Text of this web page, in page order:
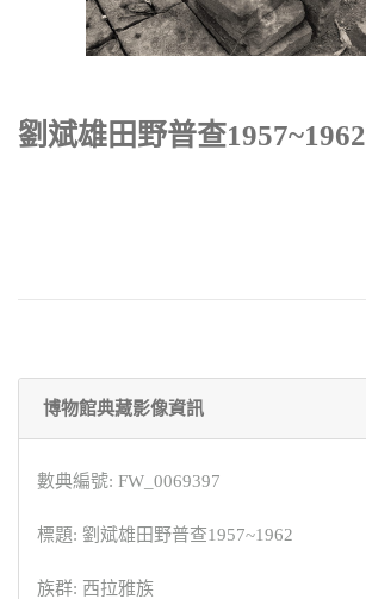
劉斌雄田野普查1957~1962
博物館典藏影像資訊
數典編號: FW_0069397
標題: 劉斌雄田野普查1957~1962
族群: 西拉雅族